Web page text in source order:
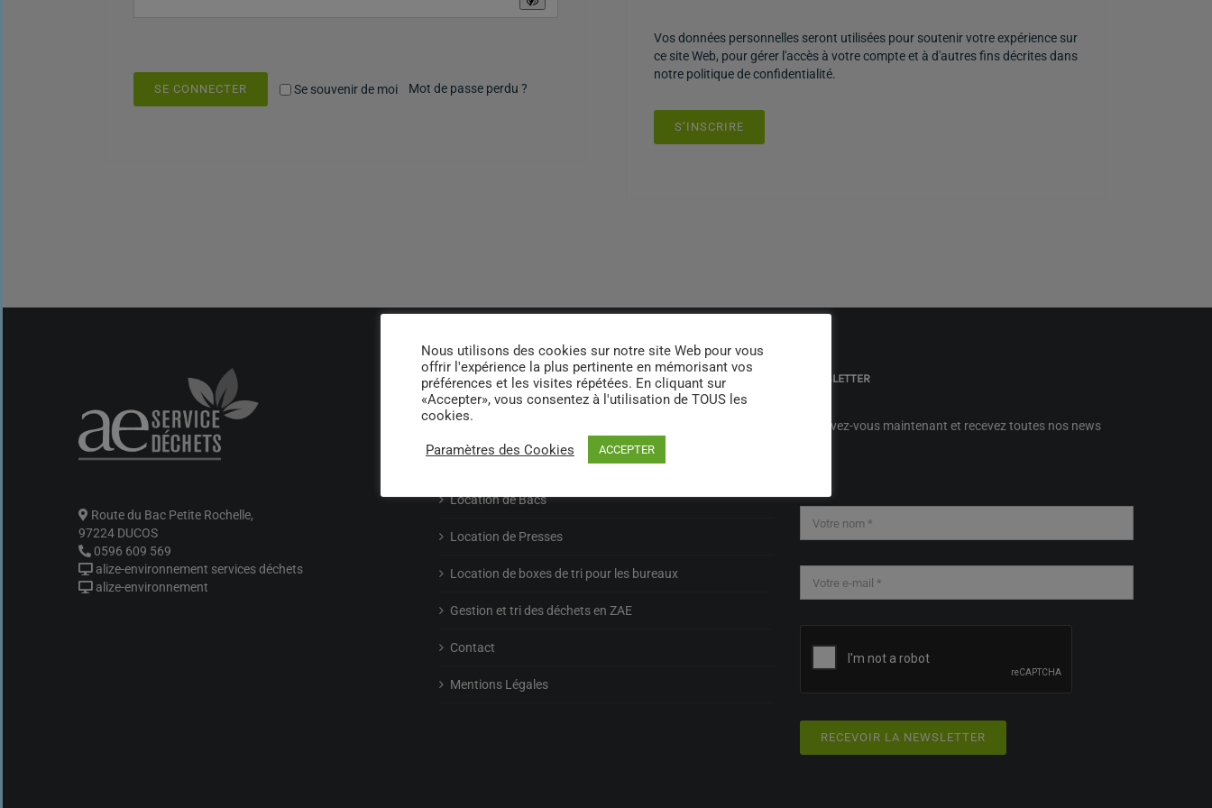
Se souvenir de moi
SE CONNECTER Mot de passe perdu ?
Vos données personnelles seront utilisées pour soutenir votre expérience sur
ce site Web, pour gérer l'accès à votre compte et à d'autres fins décrites dans
notre politique de confidentialité.
S’INSCRIRE
Route du Bac Petite Rochelle,
97224 DUCOS
0596 609 569
alize-environnement services déchets
alize-environnement
ALIZE ENVIRONNEMENT SERVICES DECHETS
Location de Bacs
Location de Presses
Location de boxes de tri pour les bureaux
Gestion et tri des déchets en ZAE
Contact
Mentions Légales
NEWSLETTER
Inscrivez-vous maintenant et recevez toutes nos news
RECEVOIR LA NEWSLETTER
Nous utilisons des cookies sur notre site Web pour vous
offrir l'expérience la plus pertinente en mémorisant vos
préférences et les visites répétées. En cliquant sur
«Accepter», vous consentez à l'utilisation de TOUS les
cookies.
Paramètres des Cookies ACCEPTER